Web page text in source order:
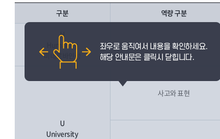
구분 역량 구분
H
Humanity
미네르바인성
인성
U
University
사고와 표현